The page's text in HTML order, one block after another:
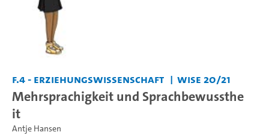
F.4 - Erziehungswissenschaft WiSe 20/21
Mehrsprachigkeit und Sprachbewussthe
it
Antje Hansen